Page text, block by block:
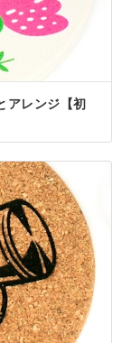
アレンジ【初